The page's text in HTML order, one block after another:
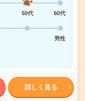
50代
60代
男性
詳しく見る